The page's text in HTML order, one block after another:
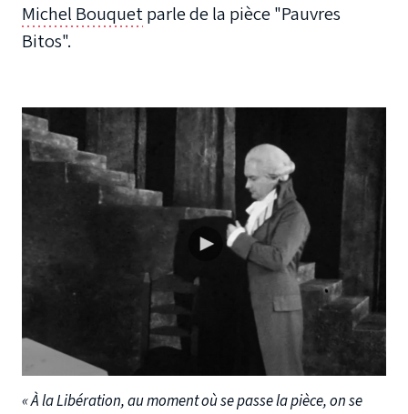
Michel Bouquetparle de la pièce "Pauvres
Bitos".
« À la Libération, au moment où se passe la pièce, on se